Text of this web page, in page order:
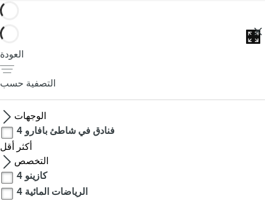
العودة
التصفية حسب
الوجهات
فنادق في شاطئ بافارو 4
أكثر
أقل
التخصص
كازينو 4
الرياضات المائية 4